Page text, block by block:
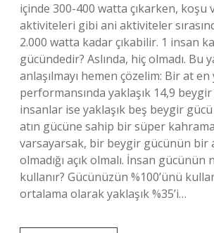
içinde 300-400 watta çıkarken, koşu
aktiviteleri gibi ani aktiviteler
2.000 watta kadar çıkabilir. 1 insan
gücündedir? Aslında, hiç olmadı. Bu
anlaşılmayı hemen çözelim: Bir at
performansında yaklaşık 14,9
insanlar ise yaklaşık beş beygir
atın gücüne sahip bir süper
varsayarsak, bir beygir gücünün bir
olmadığı açık olmalı. İnsan gücünün
kullanır? Gücünüzün %100’ünü
ortalama olarak yaklaşık %35’i…